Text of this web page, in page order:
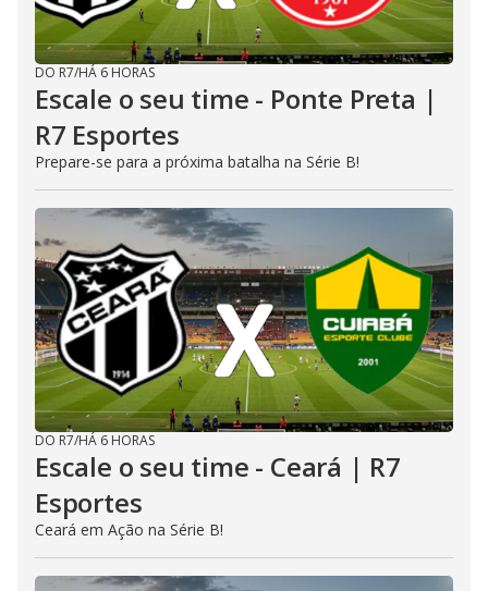
DO R7/HÁ 6 HORAS
Escale o seu time - Ponte Preta |
R7 Esportes
Prepare-se para a próxima batalha na Série B!
DO R7/HÁ 6 HORAS
Escale o seu time - Ceará | R7
Esportes
Ceará em Ação na Série B!